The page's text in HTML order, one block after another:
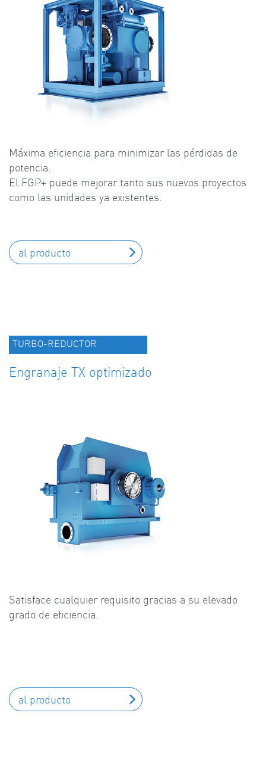
Máxima eficiencia para minimizar las pérdidas de
potencia.
El FGP+ puede mejorar tanto sus nuevos proyectos
como las unidades ya existentes.
al producto
TURBO-REDUCTOR
Engranaje TX optimizado
Satisface cualquier requisito gracias a su elevado
grado de eficiencia.
al producto